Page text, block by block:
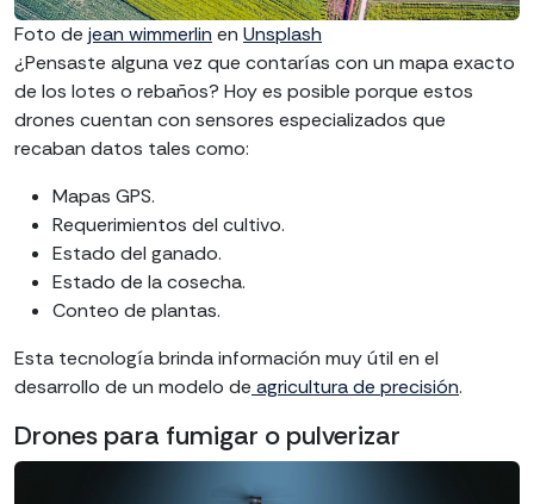
Foto de jean wimmerlin en Unsplash
¿Pensaste alguna vez que contarías con un mapa exacto
de los lotes o rebaños? Hoy es posible porque estos
drones cuentan con sensores especializados que
recaban datos tales como:
Mapas GPS.
Requerimientos del cultivo.
Estado del ganado.
Estado de la cosecha.
Conteo de plantas.
Esta tecnología brinda información muy útil en el
desarrollo de un modelo de agricultura de precisión.
Drones para fumigar o pulverizar